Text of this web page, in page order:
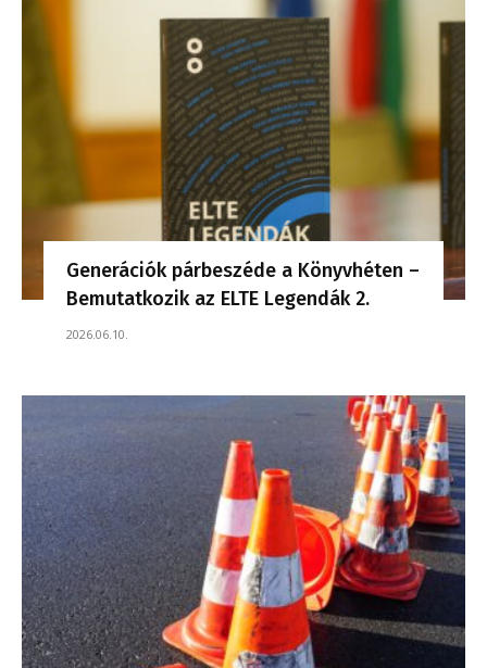
Generációk párbeszéde a Könyvhéten –
Bemutatkozik az ELTE Legendák 2.
2026.06.10.